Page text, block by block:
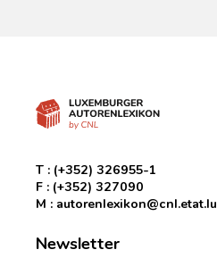
T : (+352) 326955-1
F : (+352) 327090
M : autorenlexikon@cnl.etat.lu
Newsletter